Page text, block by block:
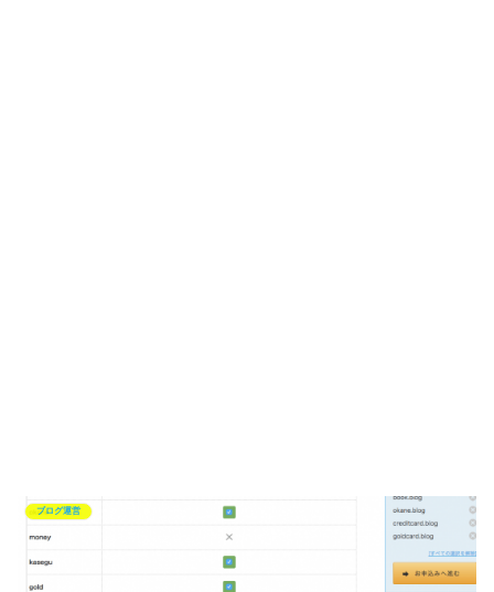
ブログ運営